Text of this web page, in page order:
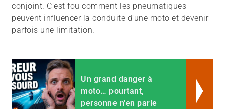
conjoint. C’est fou comment les pneumatiques
peuvent influencer la conduite d’une moto et devenir
parfois une limitation.
Un grand danger à
moto… pourtant,
personne n'en parle